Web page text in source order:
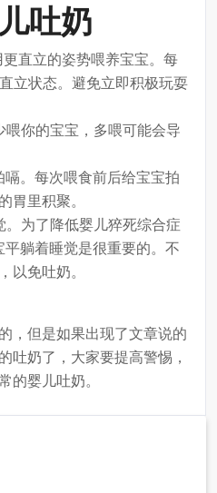
吐奶
直立的姿势喂养宝宝。每
立状态。避免立即积极玩耍
喂你的宝宝，多喂可能会导
嗝。每次喂食前后给宝宝拍
胃里积聚。
为了降低婴儿猝死综合症
平躺着睡觉是很重要的。不
以免吐奶。
，但是如果出现了文章说的
吐奶了，大家要提高警惕，
的婴儿吐奶。